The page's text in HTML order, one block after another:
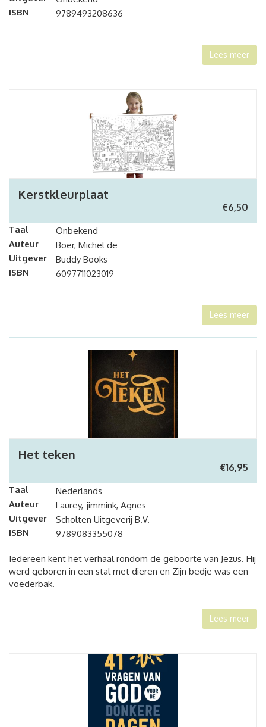
ISBN
9789493208636
Lees meer
Kerstkleurplaat
€6,50
Taal
Onbekend
Auteur
Boer, Michel de
Uitgever
Buddy Books
ISBN
6097711023019
Lees meer
Het teken
€16,95
Taal
Nederlands
Auteur
Laurey,-jimmink, Agnes
Uitgever
Scholten Uitgeverij B.V.
ISBN
9789083355078
Iedereen kent het verhaal rondom de geboorte van Jezus. Hij
werd geboren in een stal met dieren en Zijn bedje was een
voederbak.
Lees meer